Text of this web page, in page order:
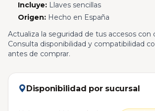
Incluye:Llaves sencillas
Origen:Hecho en España
Actualiza la seguridad de tus accesos con
Consulta disponibilidad y compatibilidad
antes de comprar.
Disponibilidad por sucursal